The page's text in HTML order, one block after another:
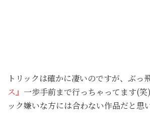
トリックは確かに凄いのですが、ぶっ
ス』 一歩手前まで行っちゃってます(
ック嫌いな方には合わない作品だと思